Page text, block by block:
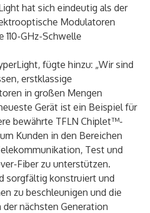
hat sich eindeutig als der
Modulatoren
GHz-Schwelle
fügte hinzu: „Wir sind
erstklassige
in großen Mengen
Gerät ist ein Beispiel für
bewährte TFLN Chiplet™-
Kunden in den Bereichen
Test und
Fiber zu unterstützen.
sorgfältig konstruiert und
zu beschleunigen und die
nächsten Generation